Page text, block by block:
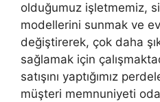
olduğumuz işletmemiz,
modellerini sunmak ve
değiştirerek, çok daha
sağlamak için
satışını yaptığımız
müşteri memnuniyeti